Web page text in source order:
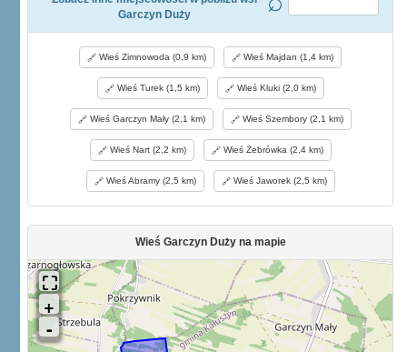
Garczyn Duży
Wieś Zimnowoda (0,9 km) Wieś Majdan (1,4 km)
Wieś Turek (1,5 km) Wieś Kluki (2,0 km)
Wieś Garczyn Mały (2,1 km) Wieś Szembory (2,1 km)
Wieś Nart (2,2 km) Wieś Żebrówka (2,4 km)
Wieś Abramy (2,5 km) Wieś Jaworek (2,5 km)
Wieś Garczyn Duży na mapie